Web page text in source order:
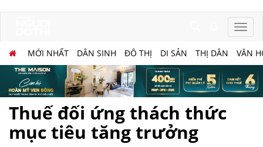
MỚI NHẤT DÂN SINH ĐÔ THỊ DI SẢN THỊ DÂN VĂN
Thuế đối ứng thách thức
mục tiêu tăng trưởng